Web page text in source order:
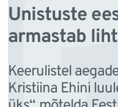
Unistuste
armastab
Keerulistel
Kristiina Ehini